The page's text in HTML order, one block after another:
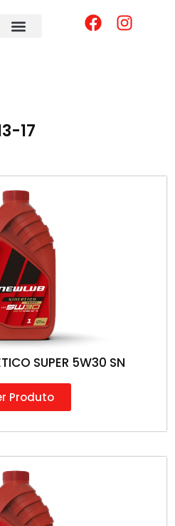
17
SUPER 5W30 SN
Produto